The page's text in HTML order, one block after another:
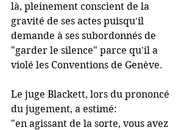
là, pleinement conscient de la
gravité de ses actes puisqu'il
demande à ses subordonnés de
"garder le silence" parce qu'il a
violé les Conventions de Genève.
Le juge Blackett, lors du prononcé
du jugement, a estimé:
"en agissant de la sorte, vous avez